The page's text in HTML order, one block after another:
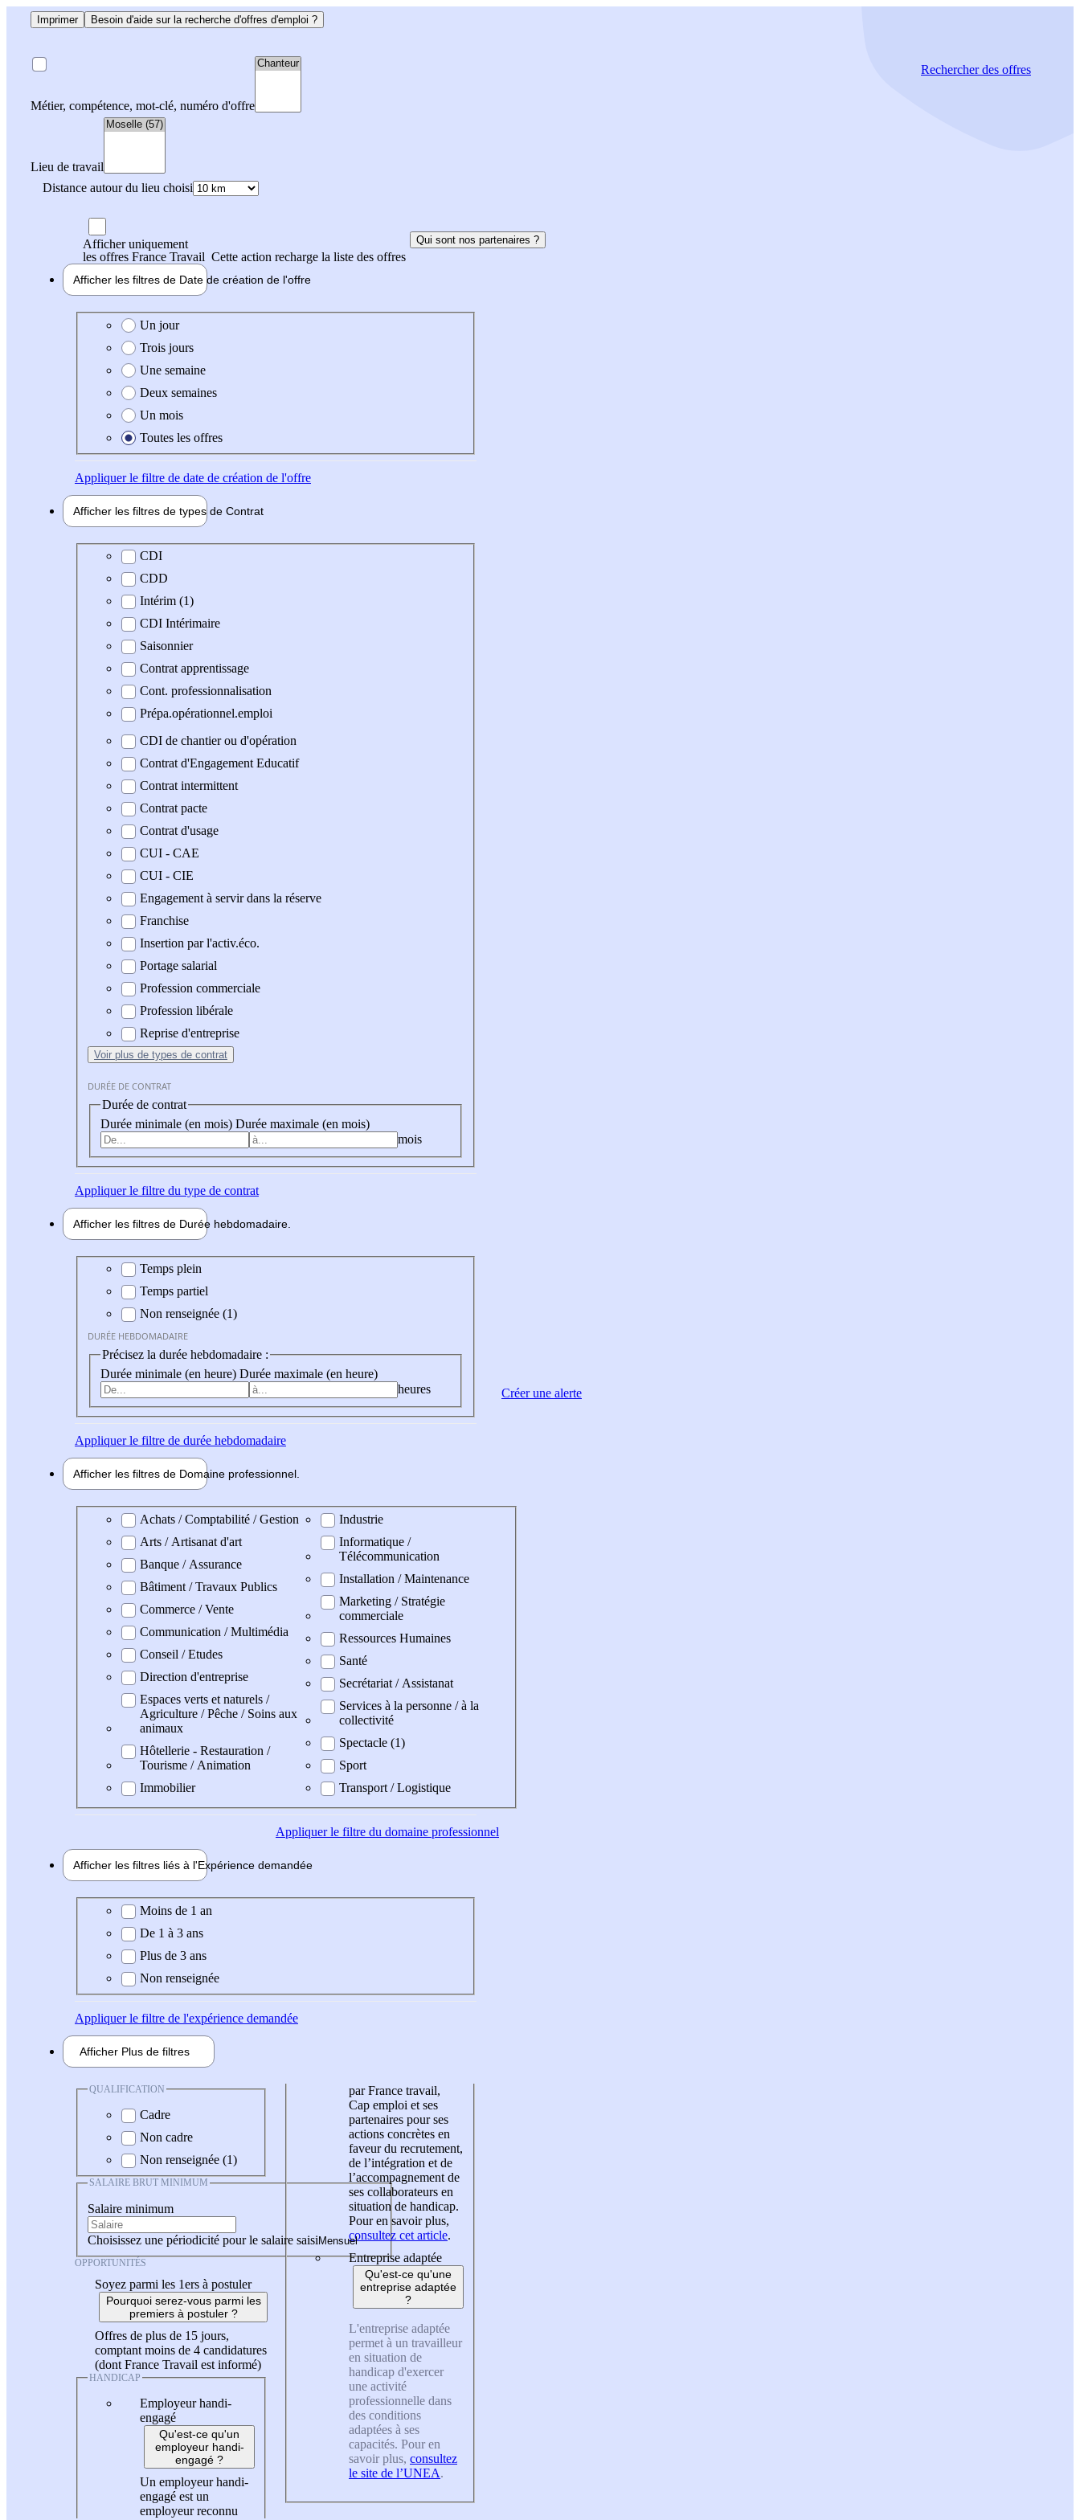
Imprimer Besoin d'aide sur la recherche d'offres d'emploi ?
Métier, compétence, mot-clé, numéro d'offre
Lieu de travail
Distance autour du lieu choisi
Rechercherdes offres
Afficher uniquement
les offres France Travail Cette action recharge la liste des offres
Qui sont nos partenaires ?
Afficher les filtres de Date de création de l'offre
Date de création de l'offre
Un jour
Trois jours
Une semaine
Deux semaines
Un mois
Toutes les offres
Appliquerle filtre de date de création de l'offre
Afficher les filtres de types de Contrat
Type de contrat
CDI
CDD
Intérim (1)
CDI Intérimaire
Saisonnier
Contrat apprentissage
Cont. professionnalisation
Prépa.opérationnel.emploi
CDI de chantier ou d'opération
Contrat d'Engagement Educatif
Contrat intermittent
Contrat pacte
Contrat d'usage
CUI - CAE
CUI - CIE
Engagement à servir dans la réserve
Franchise
Insertion par l'activ.éco.
Portage salarial
Profession commerciale
Profession libérale
Reprise d'entreprise
Voir plus de types de contrat
DURÉE DE CONTRAT
Durée de contrat
Durée minimale (en mois) Durée maximale (en mois)
mois
Appliquerle filtre du type de contrat
Afficher les filtres de Durée hebdomadaire
Durée hebdomadaire
Temps plein
Temps partiel
Non renseignée (1)
DURÉE HEBDOMADAIRE
Précisez la durée hebdomadaire :
Durée minimale (en heure) Durée maximale (en heure)
heures
Appliquerle filtre de durée hebdomadaire
Afficher les filtres de Domaine professionnel
Domaine professionel
Achats / Comptabilité / Gestion
Arts / Artisanat d'art
Banque / Assurance
Bâtiment / Travaux Publics
Commerce / Vente
Communication / Multimédia
Conseil / Etudes
Direction d'entreprise
Espaces verts et naturels /
Agriculture / Pêche / Soins aux
animaux
Hôtellerie - Restauration /
Tourisme / Animation
Immobilier
Industrie
Informatique /
Télécommunication
Installation / Maintenance
Marketing / Stratégie
commerciale
Ressources Humaines
Santé
Secrétariat / Assistanat
Services à la personne / à la
collectivité
Spectacle (1)
Sport
Transport / Logistique
Appliquerle filtre du domaine professionnel
Afficher les filtres liés à l'Expérience demandée
Expérience demandée
Moins de 1 an
De 1 à 3 ans
Plus de 3 ans
Non renseignée
Appliquerle filtre de l'expérience demandée
Afficher Plus de filtres
QUALIFICATION
Cadre
Non cadre
Non renseignée (1)
SALAIRE BRUT MINIMUM
Salaire minimum
Choisissez une périodicité pour le salaire saisi
OPPORTUNITÉS
Soyez parmi les 1ers à postuler
Pourquoi serez-vous parmi les
premiers à postuler ?
Offres de plus de 15 jours,
comptant moins de 4 candidatures
(dont France Travail est informé)
HANDICAP
Employeur handi-
engagé
Qu'est-ce qu'un
employeur handi-
engagé ?
Un employeur handi-
engagé est un
employeur reconnu
par France travail,
Cap emploi et ses
partenaires pour ses
actions concrètes en
faveur du recrutement,
de l’intégration et de
l’accompagnement de
ses collaborateurs en
situation de handicap.
Pour en savoir plus,
consultez cet article.
Entreprise adaptée
Qu'est-ce qu'une
entreprise adaptée
?
L'entreprise adaptée
permet à un travailleur
en situation de
handicap d'exercer
une activité
professionnelle dans
des conditions
adaptées à ses
capacités. Pour en
savoir plus, consultez
le site de l’UNEA.
Créer une alerte